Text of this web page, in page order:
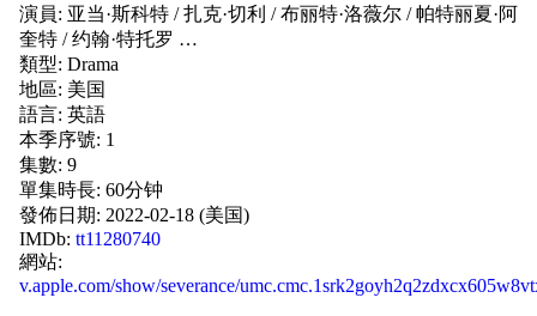
演員: 亚当·斯科特 /扎克·切利 /布丽特·洛薇尔 /帕特丽夏·阿
奎特 /约翰·特托罗 …
類型: Drama
地區: 美国
語言: 英語
本季序號: 1
集數: 9
單集時長: 60分钟
發佈日期: 2022-02-18 (美国)
IMDb: tt11280740
網站:
v.apple.com/show/severance/